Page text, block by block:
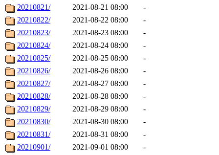
20210821/
2021-08-21 08:00
-
20210822/
2021-08-22 08:00
-
20210823/
2021-08-23 08:00
-
20210824/
2021-08-24 08:00
-
20210825/
2021-08-25 08:00
-
20210826/
2021-08-26 08:00
-
20210827/
2021-08-27 08:00
-
20210828/
2021-08-28 08:00
-
20210829/
2021-08-29 08:00
-
20210830/
2021-08-30 08:00
-
20210831/
2021-08-31 08:00
-
20210901/
2021-09-01 08:00
-